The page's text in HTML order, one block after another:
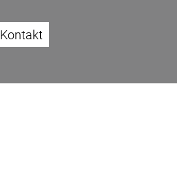
Kontakt